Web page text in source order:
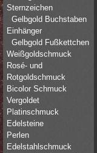
Sternzeichen
Gelbgold Buchstaben
Einhänger
Gelbgold Fußkettchen
Weißgoldschmuck
Rosé- und
Rotgoldschmuck
Bicolor Schmuck
Vergoldet
Platinschmuck
Edelsteine
Perlen
Edelstahlschmuck